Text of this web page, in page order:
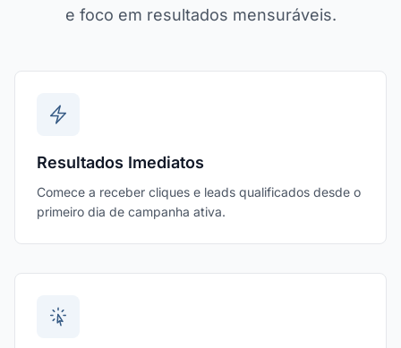
e foco em resultados mensuráveis.
Resultados Imediatos
Comece a receber cliques e leads qualificados desde o
primeiro dia de campanha ativa.